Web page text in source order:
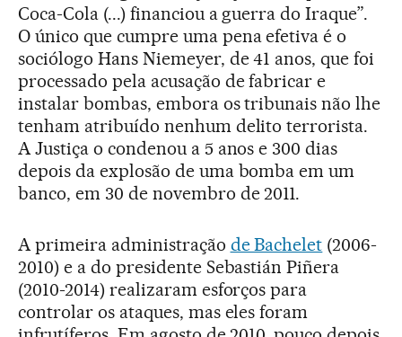
Coca-Cola (...) financiou a guerra do Iraque”.
O único que cumpre uma pena efetiva é o
sociólogo Hans Niemeyer, de 41 anos, que foi
processado pela acusação de fabricar e
instalar bombas, embora os tribunais não lhe
tenham atribuído nenhum delito terrorista.
A Justiça o condenou a 5 anos e 300 dias
depois da explosão de uma bomba em um
banco, em 30 de novembro de 2011.
A primeira administração de Bachelet (2006-
2010) e a do presidente Sebastián Piñera
(2010-2014) realizaram esforços para
controlar os ataques, mas eles foram